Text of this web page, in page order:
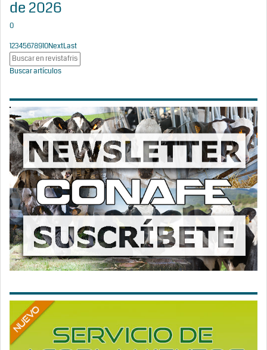
de 2026
0
12345678910NextLast
Buscar artículos